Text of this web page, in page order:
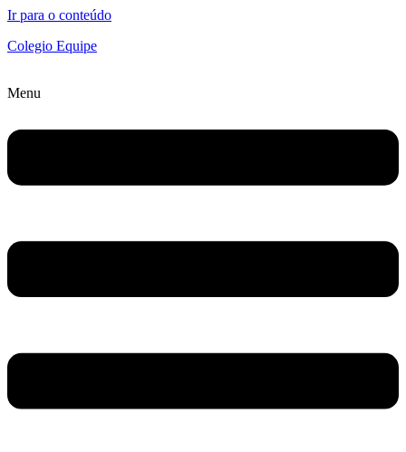
Ir para o conteúdo
Colegio Equipe
Menu